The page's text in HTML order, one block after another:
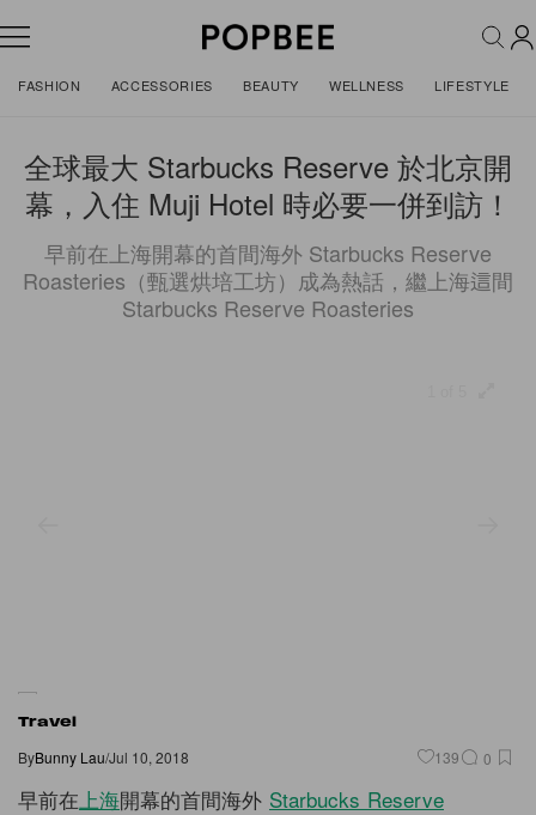
FASHION ACCESSORIES BEAUTY WELLNESS LIFESTYLE
全球最大 Starbucks Reserve 於北京開
幕，入住 Muji Hotel 時必要一併到訪！
早前在上海開幕的首間海外 Starbucks Reserve
Roasteries（甄選烘培工坊）成為熱話，繼上海這間
Starbucks Reserve Roasteries
Travel
ByBunny Lau/Jul 10, 2018 139 0
早前在 上海開幕的首間海外 Starbucks Reserve